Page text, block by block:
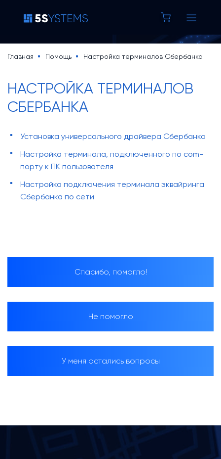
Основная
навигация
5S AUTO
5S LINK
Основная
навигация
(доп)
Цены
Уроки по 5S AUTO
Кейсы
8 800 100 37 42
Строка
навигации
Главная Помощь Настройка терминалов Сбербанка
НАСТРОЙКА ТЕРМИНАЛОВ
СБЕРБАНКА
Установка универсального драйвера Сбербанка
Настройка терминала, подключенного по com-
порту к ПК пользователя
Настройка подключения терминала эквайринга
Сбербанка по сети
Спасибо, помогло!
Не помогло
У меня остались вопросы